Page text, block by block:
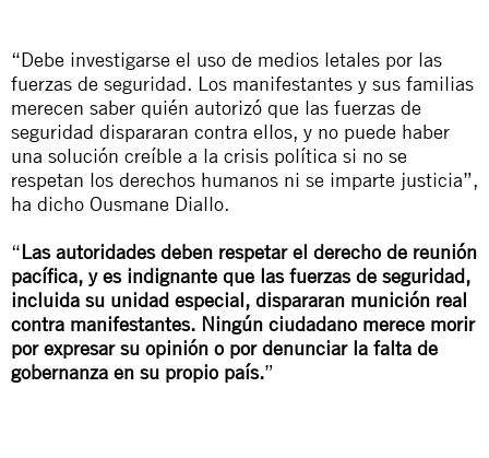
“Debe investigarse el uso de medios letales por las
fuerzas de seguridad. Los manifestantes y sus familias
merecen saber quién autorizó que las fuerzas de
seguridad dispararan contra ellos, y no puede haber
una solución creíble a la crisis política si no se
respetan los derechos humanos ni se imparte justicia”,
ha dicho Ousmane Diallo.
“Las autoridades deben respetar el derecho de reunión
pacífica, y es indignante que las fuerzas de seguridad,
incluida su unidad especial, dispararan munición real
contra manifestantes. Ningún ciudadano merece morir
por expresar su opinión o por denunciar la falta de
gobernanza en su propio país.”